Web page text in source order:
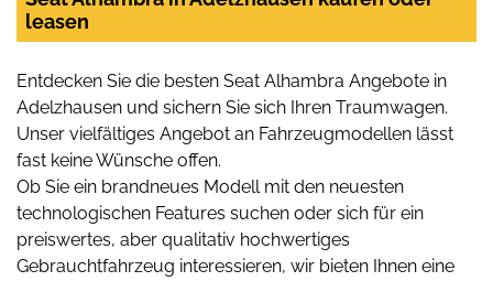
leasen
Entdecken Sie die besten Seat Alhambra Angebote in
Adelzhausen und sichern Sie sich Ihren Traumwagen.
Unser vielfältiges Angebot an Fahrzeugmodellen lässt
fast keine Wünsche offen.
Ob Sie ein brandneues Modell mit den neuesten
technologischen Features suchen oder sich für ein
preiswertes, aber qualitativ hochwertiges
Gebrauchtfahrzeug interessieren, wir bieten Ihnen eine